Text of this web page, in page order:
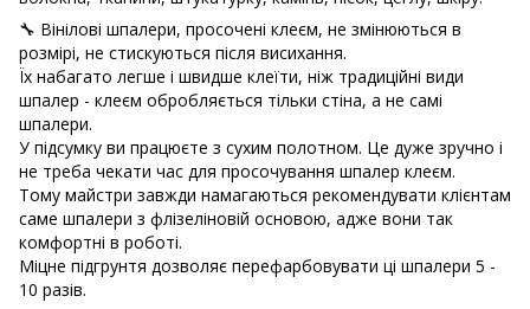
🔧 Вінілові шпалери, просочені клеєм, не змінюються в
розмірі, не стискуються після висихання.
Їх набагато легше і швидше клеїти, ніж традиційні види
шпалер - клеєм обробляється тільки стіна, а не самі
шпалери.
У підсумку ви працюєте з сухим полотном. Це дуже зручно і
не треба чекати час для просочування шпалер клеєм.
Тому майстри завжди намагаються рекомендувати клієнтам
саме шпалери з флізеліновій основою, адже вони так
комфортні в роботі.
Міцне підгрунтя дозволяє перефарбовувати ці шпалери 5 -
10 разів.